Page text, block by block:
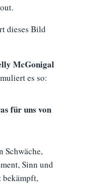
dieses Bild
McGonigal
es so:
für uns von
Schwäche,
Sinn und
bekämpft,